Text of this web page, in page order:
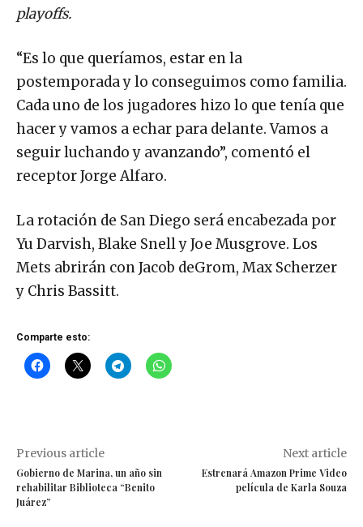
playoffs.
“Es lo que queríamos, estar en la
postemporada y lo conseguimos como familia.
Cada uno de los jugadores hizo lo que tenía que
hacer y vamos a echar para delante. Vamos a
seguir luchando y avanzando”, comentó el
receptor Jorge Alfaro.
La rotación de San Diego será encabezada por
Yu Darvish, Blake Snell y Joe Musgrove. Los
Mets abrirán con Jacob deGrom, Max Scherzer
y Chris Bassitt.
Comparte esto:
Previous article
Gobierno de Marina, un año sin
rehabilitar Biblioteca “Benito
Juárez”
Next article
Estrenará Amazon Prime Video
película de Karla Souza